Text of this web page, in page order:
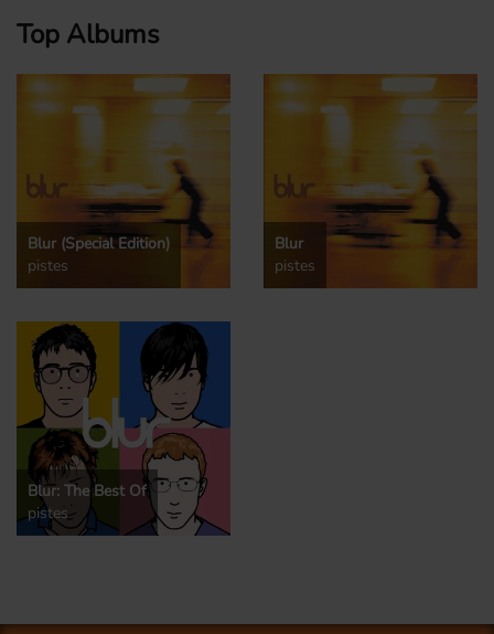
Top Albums
Blur (Special Edition)
pistes
Blur
pistes
Blur: The Best Of
pistes